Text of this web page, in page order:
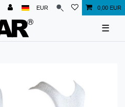
EUR 0,00 EUR
☰